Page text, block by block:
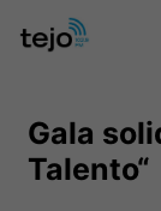
Gala
Talento“